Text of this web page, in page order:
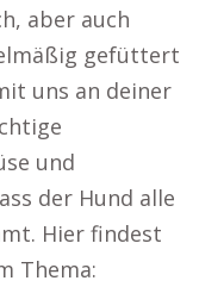
aber auch
gefüttert
uns an deiner
und
der Hund alle
Hier findest
Thema: